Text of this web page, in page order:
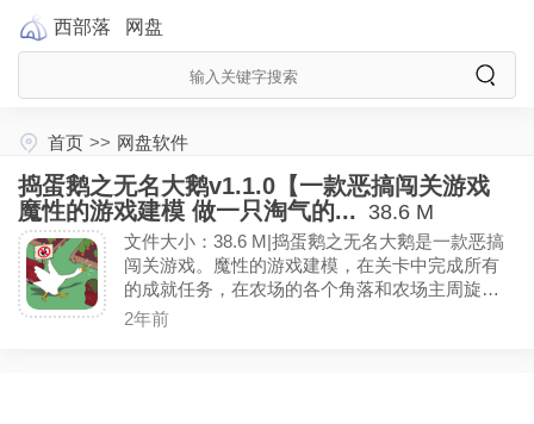
西部落 网盘
首页 >> 网盘软件
捣蛋鹅之无名大鹅v1.1.0【一款恶搞闯关游戏
魔性的游戏建模 做一只淘气的... 38.6 M
文件大小：38.6 M|捣蛋鹅之无名大鹅是一款恶搞
闯关游戏。魔性的游戏建模，在关卡中完成所有
的成就任务，在农场的各个角落和农场主周旋，
干尽坏事完成成就，做一只淘气的捣蛋鹅。(免广
2年前